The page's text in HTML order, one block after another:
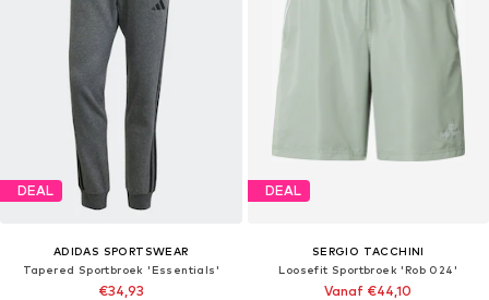
DEAL
ADIDAS SPORTSWEAR
Tapered Sportbroek 'Essentials'
€34,93
DEAL
SERGIO TACCHINI
Loosefit Sportbroek 'Rob 024'
Vanaf €44,10